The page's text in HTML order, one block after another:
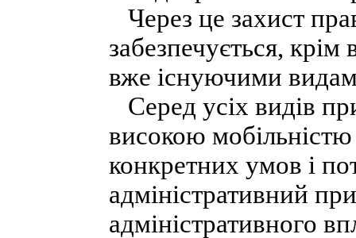
Через це захист
забезпечується,
вже існуючими
Серед усіх видів
високою мобільністю
конкретних умов і
адміністративний
адміністративного